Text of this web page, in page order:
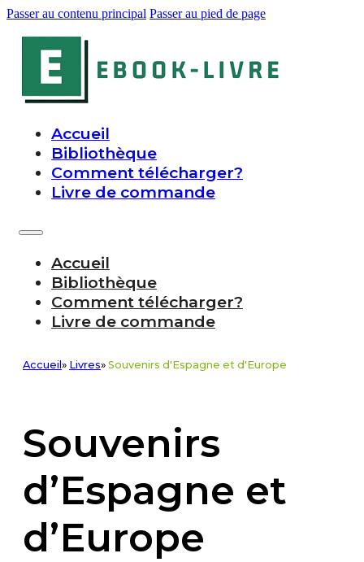
Passer au contenu principal Passer au pied de page
Accueil
Bibliothèque
Comment télécharger?
Livre de commande
Accueil
Bibliothèque
Comment télécharger?
Livre de commande
Accueil » Livres» Souvenirs d'Espagne et d'Europe
Souvenirs
d’Espagne et
d’Europe